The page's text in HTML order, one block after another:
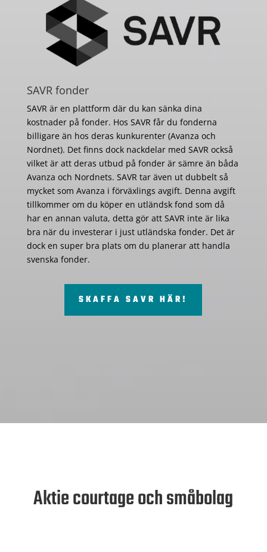
SAVR fonder
SAVR är en plattform där du kan sänka dina
kostnader på fonder. Hos SAVR får du fonderna
billigare än hos deras kunkurenter (Avanza och
Nordnet). Det finns dock nackdelar med SAVR också
vilket är att deras utbud på fonder är sämre än båda
Avanza och Nordnets. SAVR tar även ut dubbelt så
mycket som Avanza i förväxlings avgift. Denna avgift
tillkommer om du köper en utländsk fond som då
har en annan valuta, detta gör att SAVR inte är lika
bra när du investerar i just utländska fonder. Det är
dock en super bra plats om du planerar att handla
svenska fonder.
SKAFFA SAVR HÄR!
Aktie courtage och småbolag